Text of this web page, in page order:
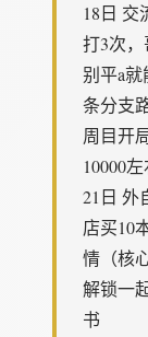
18日 交
打3次
别平a
条分支
周目开
10000
21日 外
店买10
情（核
解锁一
书